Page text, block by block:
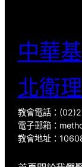
中華
北衛
教會電話：
電子郵箱：
教會地址：